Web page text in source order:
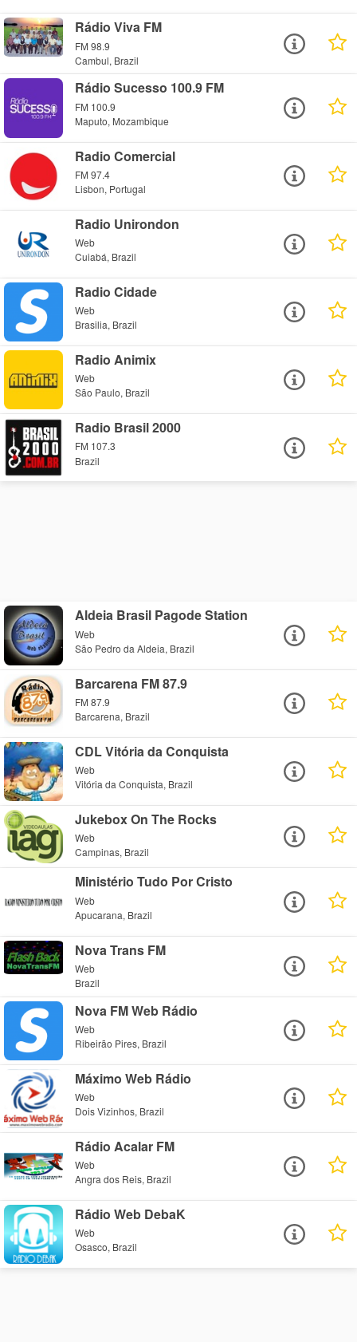
Rádio Viva FM
FM 98.9
Cambul, Brazil
Rádio Sucesso 100.9 FM
FM 100.9
Maputo, Mozambique
Radio Comercial
FM 97.4
Lisbon, Portugal
Radio Unirondon
Web
Cuiabá, Brazil
Radio Cidade
Web
Brasilia, Brazil
Radio Animix
Web
São Paulo, Brazil
Radio Brasil 2000
FM 107.3
Brazil
Aldeia Brasil Pagode Station
Web
São Pedro da Aldeia, Brazil
Barcarena FM 87.9
FM 87.9
Barcarena, Brazil
CDL Vitória da Conquista
Web
Vitória da Conquista, Brazil
Jukebox On The Rocks
Web
Campinas, Brazil
Ministério Tudo Por Cristo
Web
Apucarana, Brazil
Nova Trans FM
Web
Brazil
Nova FM Web Rádio
Web
Ribeirão Pires, Brazil
Máximo Web Rádio
Web
Dois Vizinhos, Brazil
Rádio Acalar FM
Web
Angra dos Reis, Brazil
Rádio Web DebaK
Web
Osasco, Brazil